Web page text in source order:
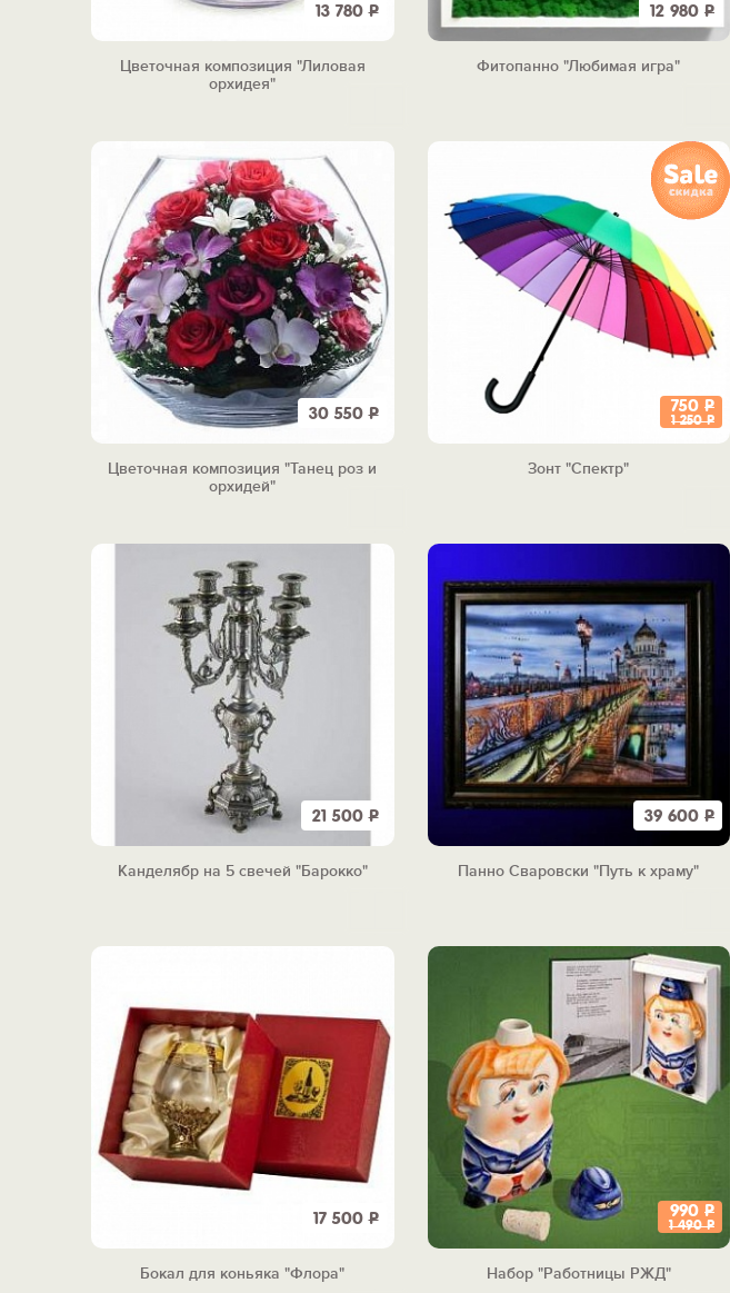
13 780Р
Цветочная композиция "Лиловая
орхидея"
12 980 Р
Фитопанно "Любимая игра"
30 550Р
Цветочная композиция "Танец роз и
орхидей"
750 Р
1 250Р
Зонт "Спектр"
21 500Р
Канделябр на 5 свечей "Барокко"
39 600 Р
Панно Сваровски "Путь к храму"
17 500Р
Бокал для коньяка "Флора"
990 Р
1 490Р
Набор "Работницы РЖД"